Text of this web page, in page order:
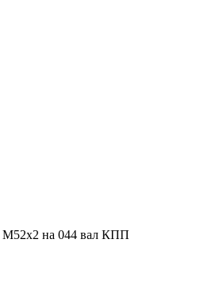
М52х2 на 044 вал КПП